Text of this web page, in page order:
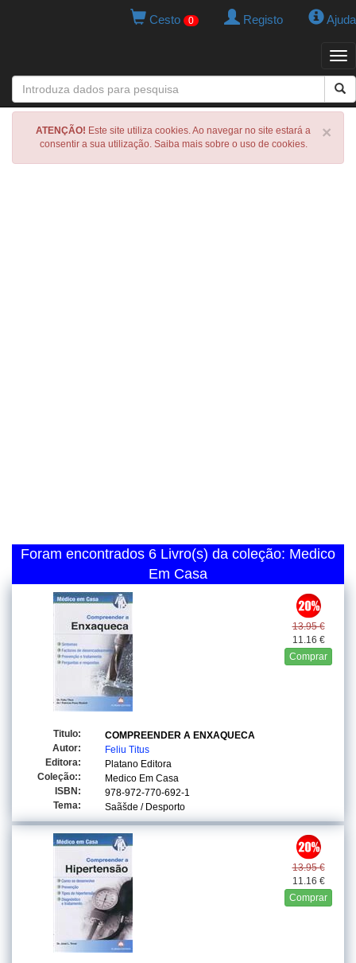
Cesto 0 Registo Ajuda
×
ATENÇÃO! Este site utiliza cookies. Ao navegar no site estará a
consentir a sua utilização. Saiba mais sobre o uso de cookies.
Foram encontrados 6 Livro(s) da coleção: Medico
Em Casa
13.95 €
11.16 €
Comprar
Titulo:
COMPREENDER A ENXAQUECA
Autor:
Feliu Titus
Editora:
Platano Editora
Coleção::
Medico Em Casa
ISBN:
978-972-770-692-1
Tema:
Saãšde / Desporto
13.95 €
11.16 €
Comprar